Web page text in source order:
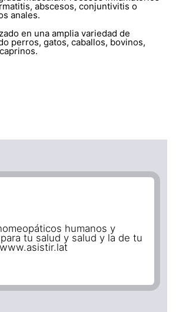
abscesos, conjuntivitis o
anales.
en una amplia variedad de
perros, gatos, caballos, bovinos,
humanos y
tu salud y salud y la de tu